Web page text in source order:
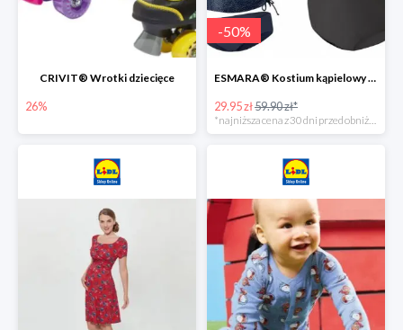
CRIVIT® Wrotki dziecięce
26%
-50%
ESMARA® Kostium kąpielowy ciążowy lub tankini ciążowe -50%
29.95 zł59.90 zł*